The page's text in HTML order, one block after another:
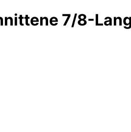
7/8-